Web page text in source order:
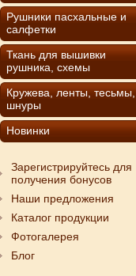
Рушники пасхальные и
салфетки
Ткань для вышивки
рушника, схемы
Кружева, ленты, тесьмы,
шнуры
Новинки
Зарегистрируйтесь для
получения бонусов
Наши предложения
Каталог продукции
Фотогалерея
Блог